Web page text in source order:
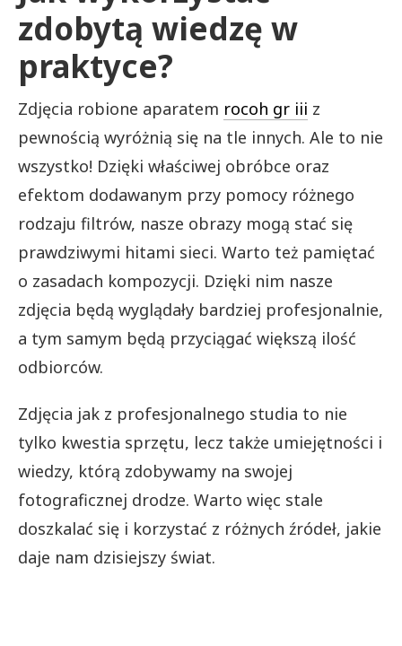
zdobytą wiedzę w
praktyce?
Zdjęcia robione aparatem rocoh gr iii z
pewnością wyróżnią się na tle innych. Ale to nie
wszystko! Dzięki właściwej obróbce oraz
efektom dodawanym przy pomocy różnego
rodzaju filtrów, nasze obrazy mogą stać się
prawdziwymi hitami sieci. Warto też pamiętać
o zasadach kompozycji. Dzięki nim nasze
zdjęcia będą wyglądały bardziej profesjonalnie,
a tym samym będą przyciągać większą ilość
odbiorców.
Zdjęcia jak z profesjonalnego studia to nie
tylko kwestia sprzętu, lecz także umiejętności i
wiedzy, którą zdobywamy na swojej
fotograficznej drodze. Warto więc stale
doszkalać się i korzystać z różnych źródeł, jakie
daje nam dzisiejszy świat.